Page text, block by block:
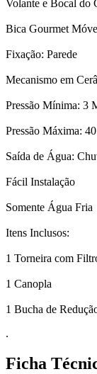
Volante e Bocal do
Bica Gourmet
Fixação: Parede
Mecanismo em
Pressão Mínima: 3
Pressão Máxima:
Saída de Água:
Fácil Instalação
Somente Água Fria
Itens Inclusos:
1 Torneira com
1 Canopla
1 Bucha de
.
Ficha